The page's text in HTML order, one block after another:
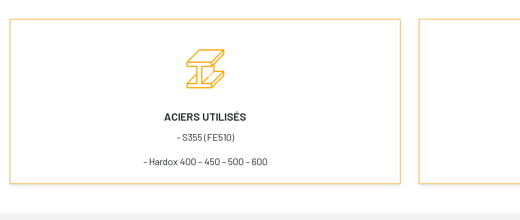
ACIERS UTILISÉS
- S355 (FE510)
- Hardox 400 – 450 – 500 – 600